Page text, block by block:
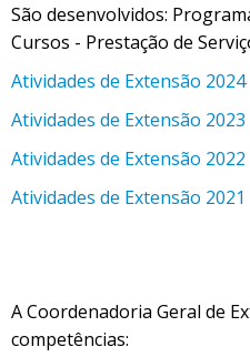
São desenvolvidos:
Cursos - Prestação de
Atividades de Extensão 2024
Atividades de Extensão 2023
Atividades de Extensão 2022
Atividades de Extensão 2021
A Coordenadoria Geral de
competências: